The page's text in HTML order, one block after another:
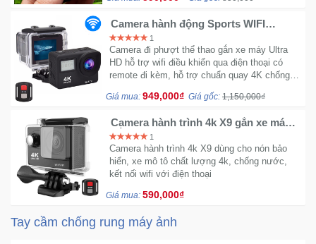
Mẹ
Và
Camera hành động Sports WIFI
ULTRA HD DV 4K S2 - Màn hình cảm
ứng 2 inch
1
Camera đi phượt thể thao gắn xe máy Ultra
HD hỗ trợ wifi điều khiển qua điện thoại có
remote đi kèm, hỗ trợ chuẩn quay 4K chống
Eken H5S Plus.
Giá mua: 949,000₫ Giá gốc: 1,150,000₫
Camera hành trình 4k X9 gắn xe máy
gắn nón bảo chống nước có wifi
1
Camera hành trình 4k X9 dùng cho nón bảo
hiển, xe mô tô chất lượng 4k, chống nước,
kết nối wifi với điện thoại
Giá mua: 590,000₫
Tay cầm chống rung máy ảnh